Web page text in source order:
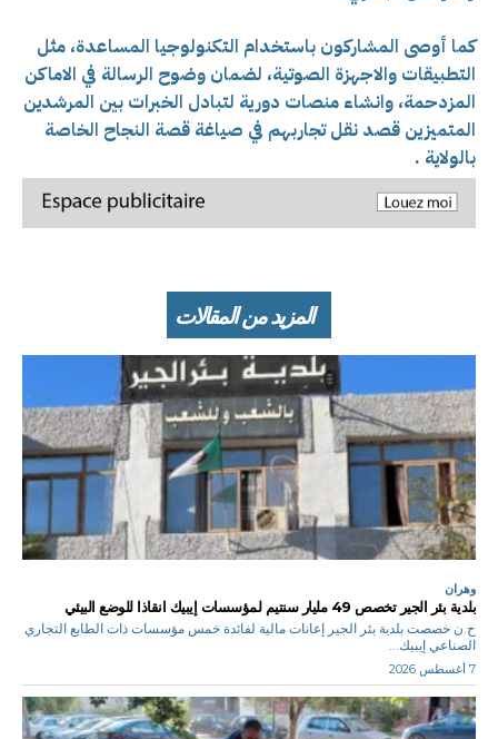
كما أوصى المشاركون باستخدام التكنولوجيا المساعدة، مثل
التطبيقات والاجهزة الصوتية، لضمان وضوح الرسالة في الاماكن
المزدحمة، وانشاء منصات دورية لتبادل الخبرات بين المرشدين
المتميزين قصد نقل تجاربهم في صياغة قصة النجاح الخاصة
بالولاية .
المزيد من المقالات
وهران
بلدية بئر الجير تخصص 49 مليار سنتيم لمؤسسات إيبيك انقاذا للوضع البيئي
ح.ن خصصت بلدية بئر الجير إعانات مالية لفائدة خمس مؤسسات ذات الطابع التجاري
الصناعي إيبيك...
7 أغسطس 2026